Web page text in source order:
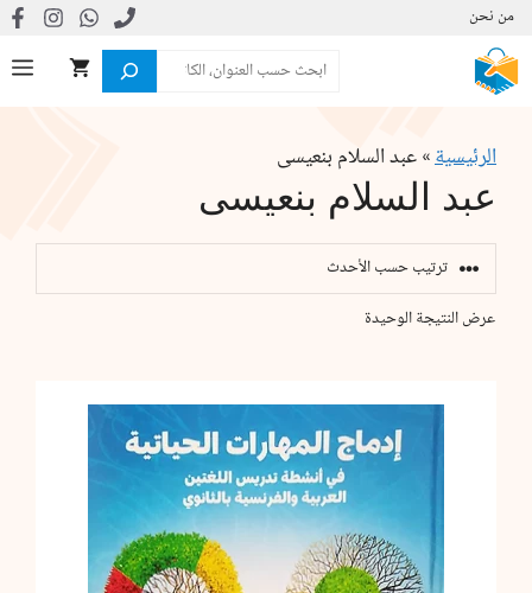
انتقل
إلى
المحتوى
من نحن
البحث
الرئيسية»عبد السلام بنعيسى
عبد السلام بنعيسى
عرض النتيجة الوحيدة